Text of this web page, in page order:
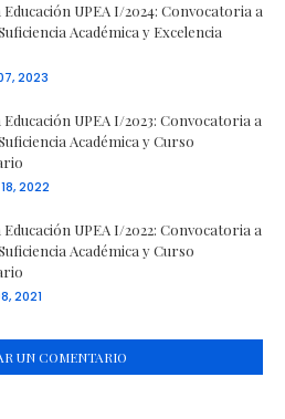
Educación UPEA I/2024: Convocatoria a
Académica y Excelencia
2023
Educación UPEA I/2023: Convocatoria a
Académica y Curso
2022
Educación UPEA I/2022: Convocatoria a
Académica y Curso
2021
UN COMENTARIO